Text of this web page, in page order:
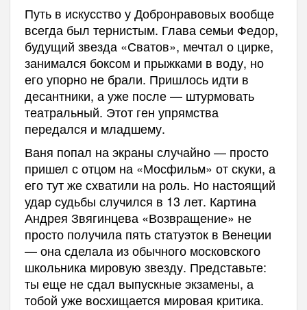
Путь в искусство у Добронравовых вообще
всегда был тернистым. Глава семьи Федор,
будущий звезда «Сватов», мечтал о цирке,
занимался боксом и прыжками в воду, но
его упорно не брали. Пришлось идти в
десантники, а уже после — штурмовать
театральный. Этот ген упрямства
передался и младшему.
Ваня попал на экраны случайно — просто
пришел с отцом на «Мосфильм» от скуки, а
его тут же схватили на роль. Но настоящий
удар судьбы случился в 13 лет. Картина
Андрея Звягинцева «Возвращение» не
просто получила пять статуэток в Венеции
— она сделала из обычного московского
школьника мировую звезду. Представьте:
ты еще не сдал выпускные экзамены, а
тобой уже восхищается мировая критика.